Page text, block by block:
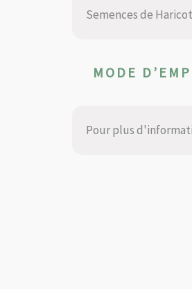
Semences de
MODE
Pour plus